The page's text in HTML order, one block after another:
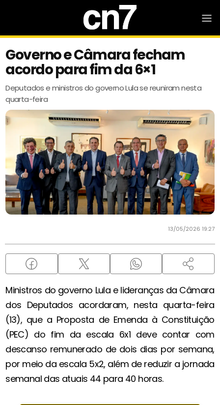
Governo e Câmara fecham
acordo para fim da 6×1
Deputados e ministros do governo Lula se reuniram nesta
quarta-feira
13/05/2026 19:27
Ministros do governo Lula e lideranças da Câmara
dos Deputados acordaram, nesta quarta-feira
(13), que a Proposta de Emenda à Constituição
(PEC) do fim da escala 6x1 deve contar com
descanso remunerado de dois dias por semana,
por meio da escala 5x2, além de reduzir a jornada
semanal das atuais 44 para 40 horas.